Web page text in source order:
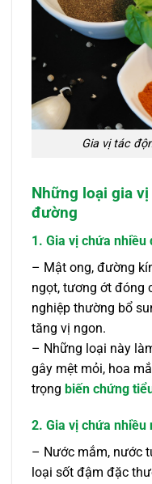
Gia vị tác
Những loại gia
đường
1. Gia vị chứa nhiều
– Mật ong, đường
ngọt, tương ớt đóng
nghiệp thường bổ
tăng vị ngon.
– Những loại này
gây mệt mỏi, hoa
trọng biến chứng
2. Gia vị chứa nhiều
– Nước mắm, nước
loại sốt đậm đặc